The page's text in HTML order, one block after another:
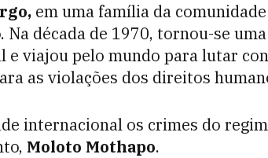
em uma família da
década de 1970, tornou-se
e viajou pelo mundo para lutar
as violações dos direitos
internacional os crimes do
Moloto Mothapo.